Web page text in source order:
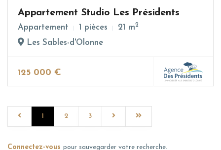
Appartement Studio Les Présidents
Appartement 1 pièces 21 m2
Les Sables-d'Olonne
125 000 €
1 2 3
Connectez-vouspour sauvegarder votre recherche.